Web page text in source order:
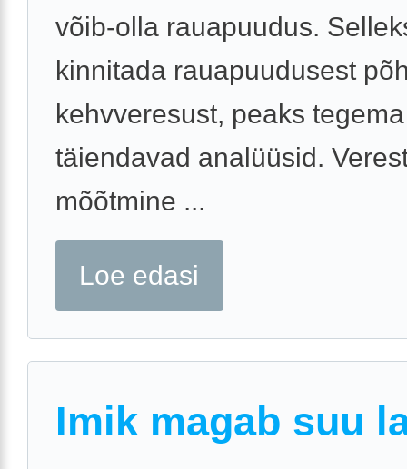
võib-olla rauapuudus.
kinnitada rauapuudusest
kehvveresust, peaks
täiendavad analüüsid.
mõõtmine ...
Loe edasi
Imik magab suu